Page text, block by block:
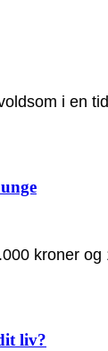
i en
kroner
liv?